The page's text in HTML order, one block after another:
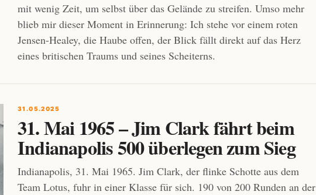
mit wenig Zeit, um selbst über das Gelände zu streifen. Umso mehr
blieb mir dieser Moment in Erinnerung: Ich stehe vor einem roten
Jensen-Healey, die Haube offen, der Blick fällt direkt auf das Herz
eines britischen Traums und seines Scheiterns.
31.05.2025
31. Mai 1965 – Jim Clark fährt beim
Indianapolis 500 überlegen zum Sieg
Indianapolis, 31. Mai 1965. Jim Clark, der flinke Schotte aus dem
Team Lotus, fuhr in einer Klasse für sich. 190 von 200 Runden an der